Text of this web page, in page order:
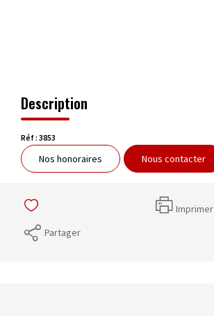
Description
Réf : 3853
Nos honoraires Nous contacter
Imprimer
Partager